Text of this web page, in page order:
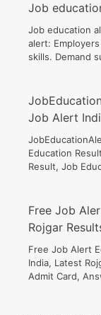
Job
Job education
alert:
skills. Demand
Job Alert
Education
Result, Job
Free Job
Rojgar
Free Job Alert
India, Latest
Admit Card,